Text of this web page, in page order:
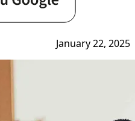
January 22, 2025